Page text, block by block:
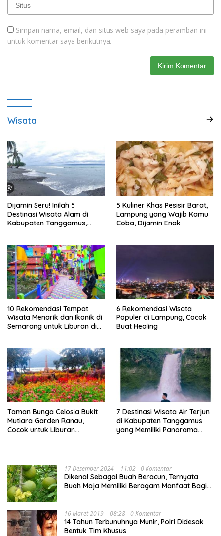
Simpan nama, email, dan situs web saya pada peramban ini
untuk komentar saya berikutnya.
Wisata
Dijamin Seru! Inilah 5
Destinasi Wisata Alam di
Kabupaten Tanggamus,
5 Kuliner Khas Pesisir Barat,
Lampung yang Wajib Kamu
Coba, Dijamin Enak
10 Rekomendasi Tempat
Wisata Menarik dan Ikonik di
Semarang untuk Liburan di
6 Rekomendasi Wisata
Populer di Lampung, Cocok
Buat Healing
Taman Bunga Celosia Bukit
Mutiara Garden Ranau,
Cocok untuk Liburan
7 Destinasi Wisata Air Terjun
di Kabupaten Tanggamus
yang Memiliki Panorama
17 Desember 2024 | 11:02 0 Komentar
Dikenal Sebagai Buah Beracun, Ternyata
Buah Maja Memiliki Beragam Manfaat Bagi
16 Maret 2019 | 08:28 0 Komentar
14 Tahun Terbunuhnya Munir, Polri Didesak
Bentuk Tim Khusus